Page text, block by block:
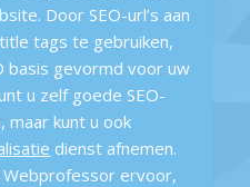
Door SEO-url’s aan
tags te gebruiken,
basis gevormd voor uw
u zelf goede SEO-
maar kunt u ook
dienst afnemen.
ervoor,